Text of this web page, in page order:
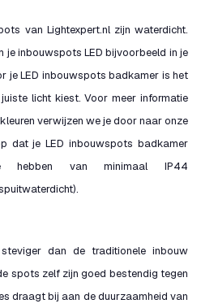
van Lightexpert.nl zijn waterdicht.
je inbouwspots LED bijvoorbeeld in je
je LED inbouwspots badkamer is het
licht kiest. Voor meer informatie
verwijzen we je door naar onze
dat je LED inbouwspots badkamer
hebben van minimaal IP44
dan de traditionele inbouw
spots zelf zijn goed bestendig tegen
draagt bij aan de duurzaamheid van